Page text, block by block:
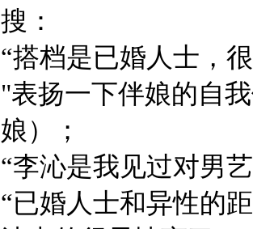
搜：
“搭档是已婚人士，
"表扬一下伴娘的自
娘）；
“李沁是我见过对男
“已婚人士和异性的